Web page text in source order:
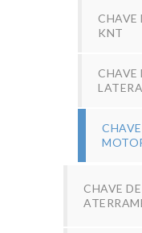
CHAVE
KNT
CHAVE
CHAVE DE